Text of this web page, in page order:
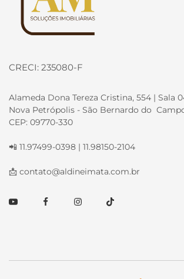
CRECI: 235080-F
Alameda Dona Tereza Cristina, 554 | Sala
Nova Petrópolis - São Bernardo do
CEP: 09770-330
📲 11.97499-0398 | 11.98150-2104
📩 contato@aldineimata.com.br
YoutubeFacebookInstagramTikTok